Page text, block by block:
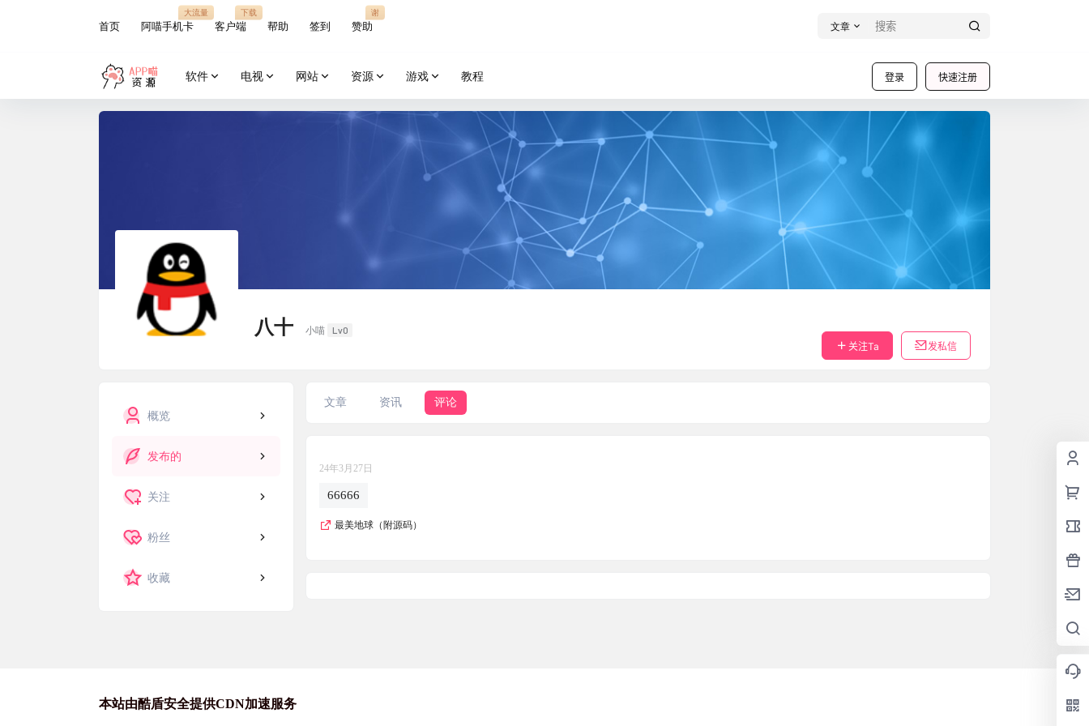
首页 阿喵手机卡
大流量
客户端
下载
帮助 签到 赞助
谢
文章
登录 快速注册
软件 电视 网站 资源 游戏 教程
八十 小喵
Lv0
关注Ta
发私信
概览
发布的
关注
粉丝
收藏
文章 资讯 评论
24年3月27日
66666
最美地球（附源码）
本站由酷盾安全提供CDN加速服务